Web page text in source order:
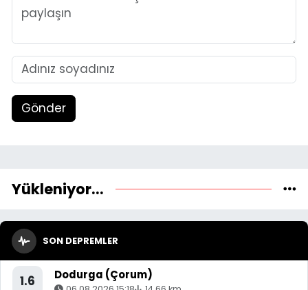
Gönder
Yükleniyor...
SON DEPREMLER
1.6 Dodurga (Çorum)